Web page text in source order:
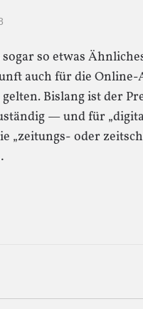
so etwas
auch für die Online-
Bislang ist der
— und für
„zeitungs- oder